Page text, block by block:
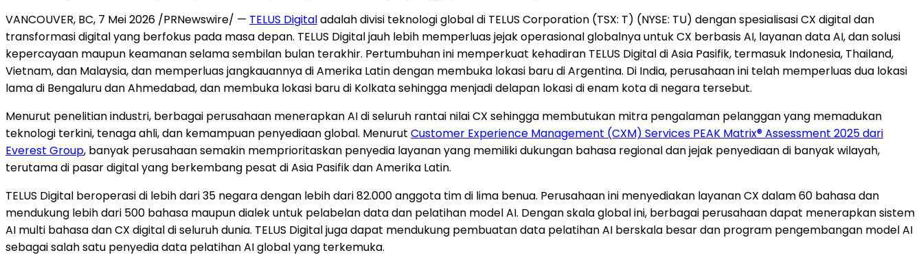
VANCOUVER, BC, 7 Mei 2026 /PRNewswire/ — TELUS Digitaladalah divisi teknologi global di TELUS Corporation (TSX: T) (NYSE: TU) dengan spesialisasi CX digital dan
transformasi digital yang berfokus pada masa depan. TELUS Digital jauh lebih memperluas jejak operasional globalnya untuk CX berbasis AI, layanan data AI, dan solusi
kepercayaan maupun keamanan selama sembilan bulan terakhir. Pertumbuhan ini memperkuat kehadiran TELUS Digital di Asia Pasifik, termasuk Indonesia, Thailand,
Vietnam, dan Malaysia, dan memperluas jangkauannya di Amerika Latin dengan membuka lokasi baru di Argentina. Di India, perusahaan ini telah memperluas dua lokasi
lama di Bengaluru dan Ahmedabad, dan membuka lokasi baru di Kolkata sehingga menjadi delapan lokasi di enam kota di negara tersebut.
Menurut penelitian industri, berbagai perusahaan menerapkan AI di seluruh rantai nilai CX sehingga membutukan mitra pengalaman pelanggan yang memadukan
teknologi terkini, tenaga ahli, dan kemampuan penyediaan global. Menurut Customer Experience Management (CXM) Services PEAK Matrix® Assessment 2025 dari
Everest Group, banyak perusahaan semakin memprioritaskan penyedia layanan yang memiliki dukungan bahasa regional dan jejak penyediaan di banyak wilayah,
terutama di pasar digital yang berkembang pesat di Asia Pasifik dan Amerika Latin.
TELUS Digital beroperasi di lebih dari 35 negara dengan lebih dari 82.000 anggota tim di lima benua. Perusahaan ini menyediakan layanan CX dalam 60 bahasa dan
mendukung lebih dari 500 bahasa maupun dialek untuk pelabelan data dan pelatihan model AI. Dengan skala global ini, berbagai perusahaan dapat menerapkan sistem
AI multi bahasa dan CX digital di seluruh dunia. TELUS Digital juga dapat mendukung pembuatan data pelatihan AI berskala besar dan program pengembangan model AI
sebagai salah satu penyedia data pelatihan AI global yang terkemuka.